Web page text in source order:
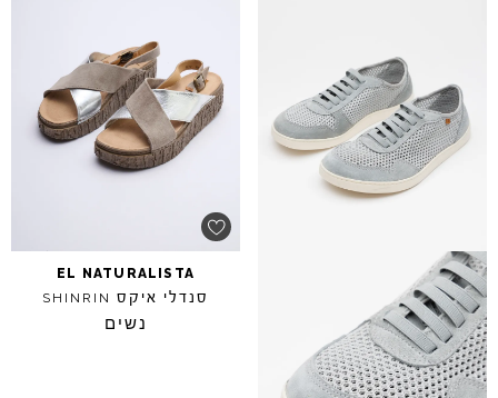
EL NATURALISTA
סנדלי איקס SHINRIN
נשים